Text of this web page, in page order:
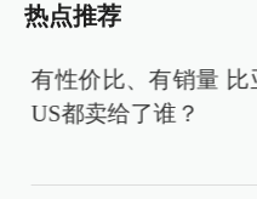
热点推荐
有性价比、有销量 比
US都卖给了谁？